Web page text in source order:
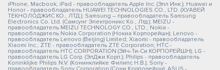
iPhone, Macbook, iPad - правообладатель Apple Inc. (Эпл Инк.); Huawei и
Honor - правообладатель HUAWEI TECHNOLOGIES CO., LTD. (ХУАВЕЙ
ТЕКНОЛОДЖИС КО., ЛТД.); Samsung – правообладатель Samsung
Electronics Co. Ltd. (Самсунг Электроникс Ко., Лтд.); MEIZU -
правообладатель MEIZU TECHNOLOGY CO., LTD.; Nokia -
правообладатель Nokia Corporation (Нокиа Корпорейшн); Lenovo -
правообладатель Lenovo (Beijing) Limited; Xiaomi - правообладатель
Xiaomi Inc.; ZTE - правообладатель ZTE Corporation; HTC -
правообладатель HTC CORPORATION (Эйч-Ти-Си КОРПОРЕЙШН); LG -
правообладатель LG Corp. (ЭлДжи Корп.); Philips - правообладатель
Koninklijke Philips N.V. (Конинклийке Филипс Н.В.); Sony -